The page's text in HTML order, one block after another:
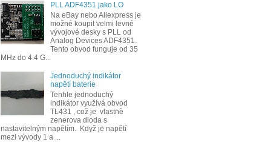
PLL ADF4351 jako LO
Na eBay nebo Aliexpress je
možné koupit velmi levné
vývojové desky s PLL od
Analog Devices ADF4351.
Tento obvod funguje od 35
MHz do 4.4 G...
Jednoduchý indikátor
napětí baterie
Tenhle jednoduchý
indikátor využívá obvod
TL431 , což je vlastně
zenerova dioda s
nastavitelným napětím. Když je napětí
mezi vývody 1 a ...